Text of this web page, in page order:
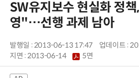
SW유지보수 현실화 정
영"…선행 과제 남아
발행일 : 2013-06-13 17:47
업데이트 :
지면 :2013-06-14 5면